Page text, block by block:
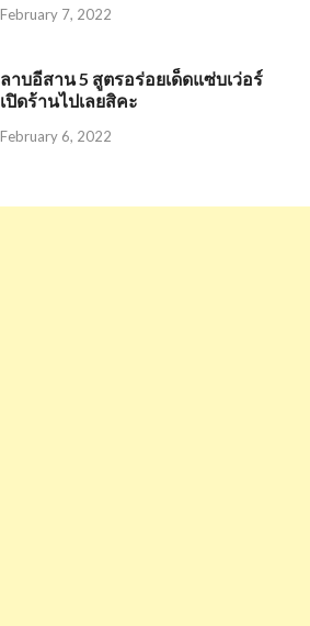
February 7, 2022
ลาบอีสาน 5 สูตรอร่อยเด็ดแซ่บเว่อร์
เปิดร้านไปเลยสิคะ
February 6, 2022